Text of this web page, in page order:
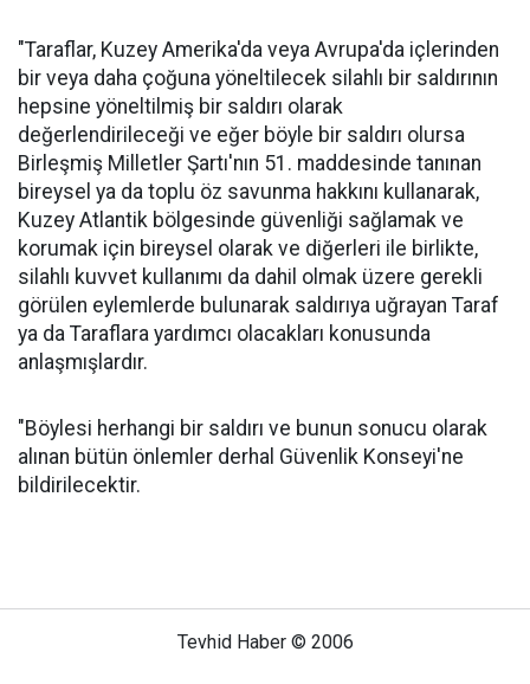
"Taraflar, Kuzey Amerika'da veya Avrupa'da içlerinden
bir veya daha çoğuna yöneltilecek silahlı bir saldırının
hepsine yöneltilmiş bir saldırı olarak
değerlendirileceği ve eğer böyle bir saldırı olursa
Birleşmiş Milletler Şartı'nın 51. maddesinde tanınan
bireysel ya da toplu öz savunma hakkını kullanarak,
Kuzey Atlantik bölgesinde güvenliği sağlamak ve
korumak için bireysel olarak ve diğerleri ile birlikte,
silahlı kuvvet kullanımı da dahil olmak üzere gerekli
görülen eylemlerde bulunarak saldırıya uğrayan Taraf
ya da Taraflara yardımcı olacakları konusunda
anlaşmışlardır.
"Böylesi herhangi bir saldırı ve bunun sonucu olarak
alınan bütün önlemler derhal Güvenlik Konseyi'ne
bildirilecektir.
Tevhid Haber © 2006